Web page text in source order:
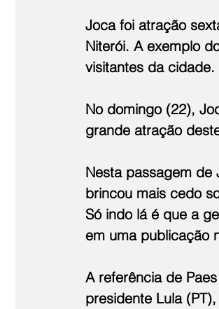
Joca foi atração
Niterói. A exemplo
visitantes da cidade.
No domingo (22),
grande atração
Nesta passagem de
brincou mais cedo
Só indo lá é que a
em uma publicação
A referência de
presidente Lula